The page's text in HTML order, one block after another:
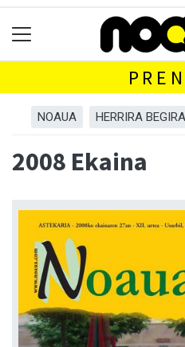
NOAUA HERRIRA BEGIRA
2008 Ekaina